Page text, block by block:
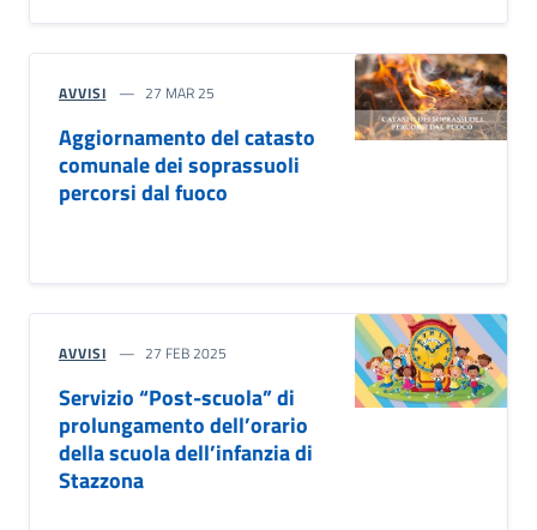
AVVISI 27 MAR 25
Aggiornamento del catasto
comunale dei soprassuoli
percorsi dal fuoco
AVVISI 27 FEB 2025
Servizio “Post-scuola” di
prolungamento dell’orario
della scuola dell’infanzia di
Stazzona